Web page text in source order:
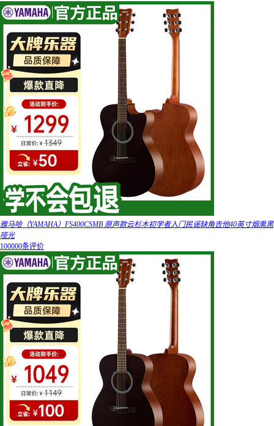
雅马哈（YAMAHA）FS400CSMB 原声款云杉木初学者入门民谣缺角吉他40英寸烟熏黑
哑光
100000条评价